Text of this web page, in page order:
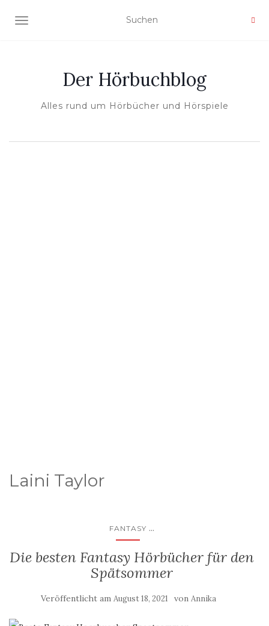
NAVIGATION UMSCHALTEN
Der Hörbuchblog
Alles rund um Hörbücher und Hörspiele
Laini Taylor
FANTASY ...
Die besten Fantasy Hörbücher für den
Spätsommer
Veröffentlicht am August 18, 2021 von Annika